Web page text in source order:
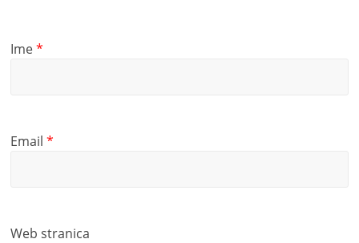
Ime*
Email*
Web stranica